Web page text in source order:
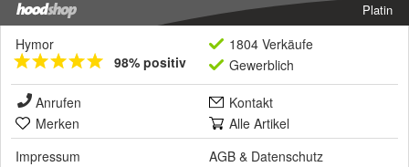
Platin
Hymor
98% positiv
1804 Verkäufe
Gewerblich
Anrufen
Kontakt
Merken
Alle Artikel
Impressum
AGB & Datenschutz